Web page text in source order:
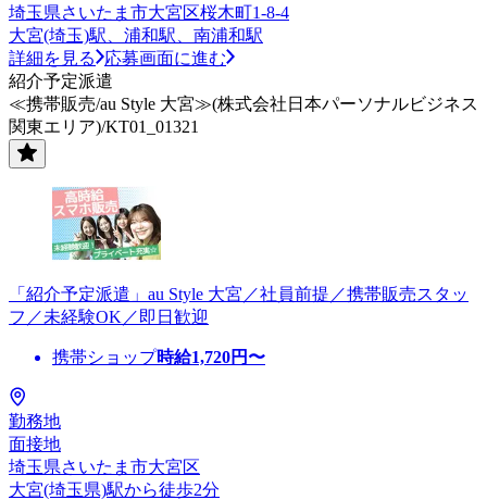
埼玉県さいたま市大宮区桜木町1-8-4
大宮(埼玉)駅、浦和駅、南浦和駅
詳細を見る
応募画面に進む
紹介予定派遣
≪携帯販売/au Style 大宮≫(株式会社日本パーソナルビジネス
関東エリア)/KT01_01321
「紹介予定派遣」au Style 大宮／社員前提／携帯販売スタッ
フ／未経験OK／即日歓迎
携帯ショップ時給1,720円〜
勤務地
面接地
埼玉県さいたま市大宮区
大宮(埼玉県)駅から徒歩2分